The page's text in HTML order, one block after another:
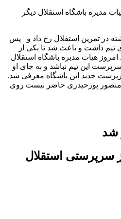
مدیره باشگاه استقلال دیگر
در تمرین استقلال رخ داد و پس
تیم داشت و باعث شد تا یکی از
هیات مدیره باشگاه استقلال
این تیم نباشد و به جای او
جدید این باشگاه معرفی شد.
منصور پورحیدری حاضر نیست روی
شد
سرپرستی استقلال